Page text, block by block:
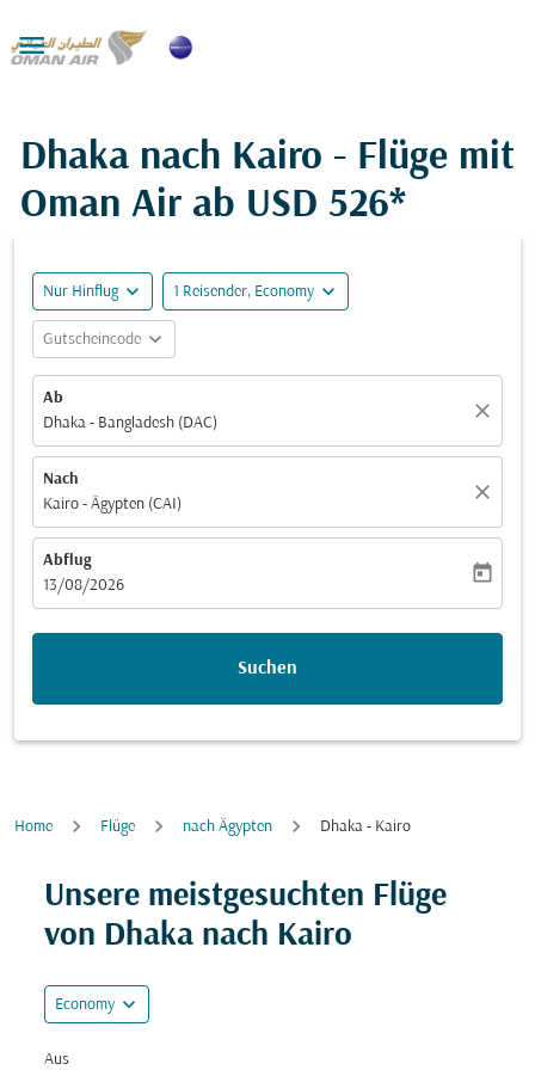

Dhaka nach Kairo - Flüge mit
Oman Air ab USD 526*
Nur Hinflug expand_more 1 Reisender, Economy expand_more
Gutscheincode expand_more
Ab
Dhaka - Bangladesh (DAC)
close
Nach
Kairo - Ägypten (CAI)
close
Abflug
fc-booking-departure-date-aria-label
13/08/2026
today
Suchen
Home Flüge nach Ägypten Dhaka - Kairo
Unsere meistgesuchten Flüge
von Dhaka nach Kairo
Economy expand_more
Aus
cmp-module-alert-no-specific-fare